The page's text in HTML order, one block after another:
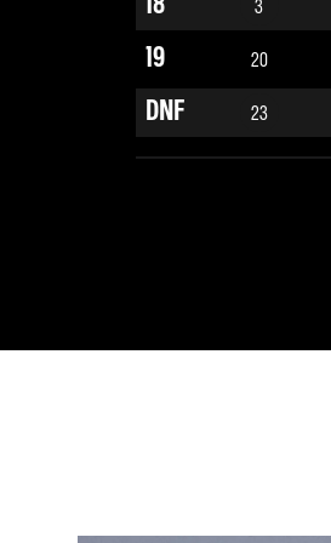
3
19 20
DNF 23